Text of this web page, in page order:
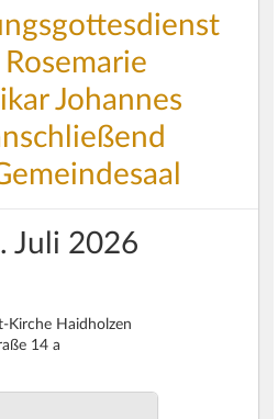
Johannes
Juli 2026
Kirche Haidholzen
14 a